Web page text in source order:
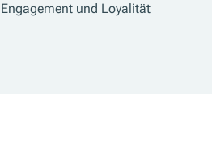
und Loyalität